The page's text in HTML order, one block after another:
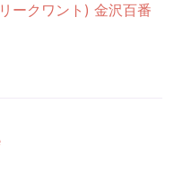
ークワント) 金沢百番